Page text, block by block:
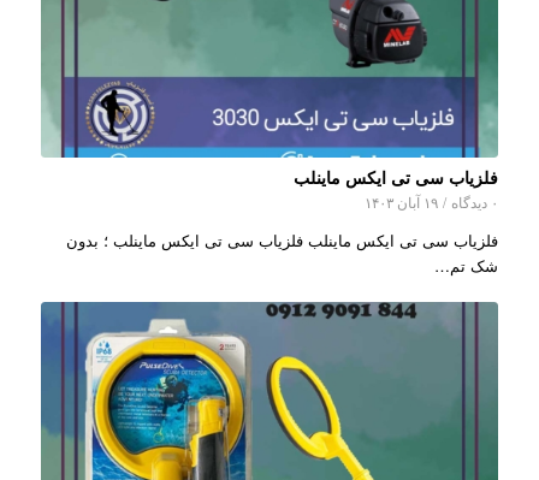
فلزیاب سی تی ایکس ماینلب
۰ دیدگاه / ۱۹ آبان ۱۴۰۳
فلزیاب سی تی ایکس ماینلب فلزیاب سی تی ایکس ماینلب ؛ بدون
شک تم…